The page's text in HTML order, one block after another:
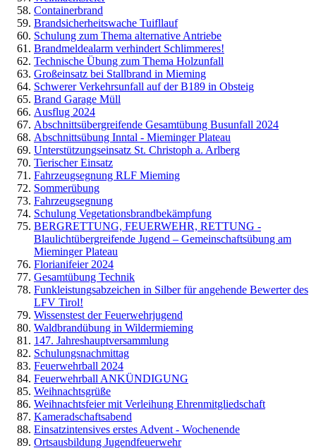
Containerbrand
Brandsicherheitswache Tuifllauf
Schulung zum Thema alternative Antriebe
Brandmeldealarm verhindert Schlimmeres!
Technische Übung zum Thema Holzunfall
Großeinsatz bei Stallbrand in Mieming
Schwerer Verkehrsunfall auf der B189 in Obsteig
Brand Garage Müll
Ausflug 2024
Abschnittsübergreifende Gesamtübung Busunfall 2024
Abschnittsübung Inntal - Mieminger Plateau
Unterstützungseinsatz St. Christoph a. Arlberg
Tierischer Einsatz
Fahrzeugsegnung RLF Mieming
Sommerübung
Fahrzeugsegnung
Schulung Vegetationsbrandbekämpfung
BERGRETTUNG, FEUERWEHR, RETTUNG -
Blaulichtübergreifende Jugend – Gemeinschaftsübung am
Mieminger Plateau
Florianifeier 2024
Gesamtübung Technik
Funkleistungsabzeichen in Silber für angehende Bewerter des
LFV Tirol!
Wissenstest der Feuerwehrjugend
Waldbrandübung in Wildermieming
147. Jahreshauptversammlung
Schulungsnachmittag
Feuerwehrball 2024
Feuerwehrball ANKÜNDIGUNG
Weihnachtsgrüße
Weihnachtsfeier mit Verleihung Ehrenmitgliedschaft
Kameradschaftsabend
Einsatzintensives erstes Advent - Wochenende
Ortsausbildung Jugendfeuerwehr